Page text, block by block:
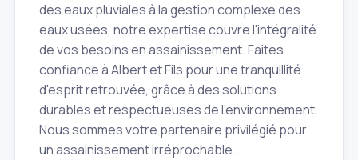
des eaux pluviales à la gestion complexe des
eaux usées, notre expertise couvre l'intégralité
de vos besoins en assainissement. Faites
confiance à Albert et Fils pour une tranquillité
d'esprit retrouvée, grâce à des solutions
durables et respectueuses de l'environnement.
Nous sommes votre partenaire privilégié pour
un assainissement irréprochable.